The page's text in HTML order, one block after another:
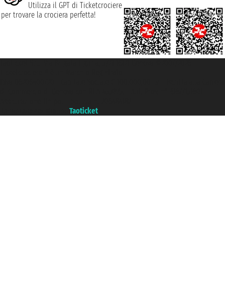
Utilizza il GPT di Ticketcrociere
per trovare la crociera perfetta!
Taoticket